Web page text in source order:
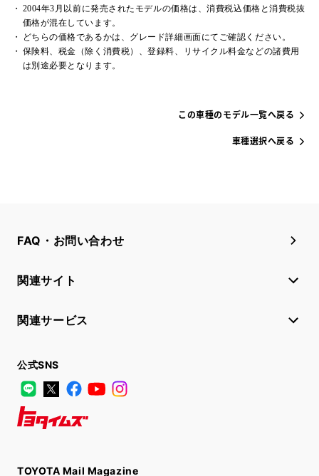
2004年3月以前に発売されたモデルの価格は、消費税込価格と消費税抜
価格が混在しています。
どちらの価格であるかは、グレード詳細画面にてご確認ください。
保険料、税金（除く消費税）、登録料、リサイクル料金などの諸費用
は別途必要となります。
この車種のモデル一覧へ戻る
車種選択へ戻る
FAQ・お問い合わせ
関連サイト
関連サービス
公式SNS
LINE
X FacebookYouTube
TOYOTA Mail Magazine